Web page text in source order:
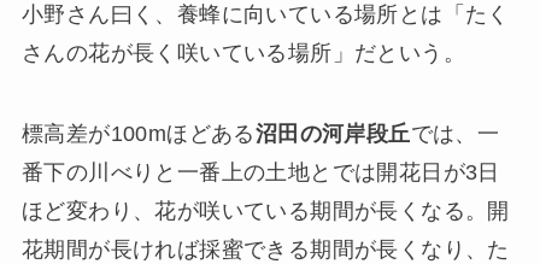
小野さん曰く、養蜂に向いている場所とは「たく
さんの花が長く咲いている場所」だという。
標高差が100mほどある沼田の河岸段丘では、一
番下の川べりと一番上の土地とでは開花日が3日
ほど変わり、花が咲いている期間が長くなる。開
花期間が長ければ採蜜できる期間が長くなり、た